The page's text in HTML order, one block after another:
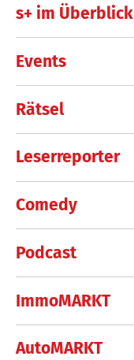
s+ im Überblick
Events
Rätsel
Leserreporter
Comedy
Podcast
ImmoMARKT
AutoMARKT